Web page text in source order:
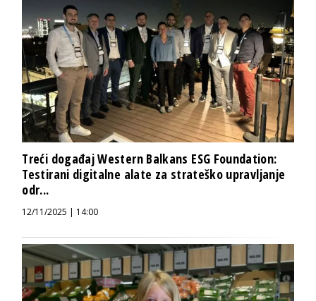
Treći događaj Western Balkans ESG Foundation:
Testirani digitalne alate za strateško upravljanje
odr...
12/11/2025 | 14:00